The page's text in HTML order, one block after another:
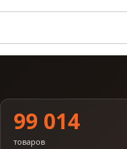
99 014
товаров